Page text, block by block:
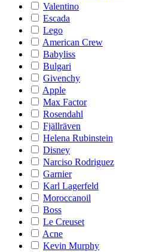
Valentino
Escada
Lego
American Crew
Babyliss
Bulgari
Givenchy
Apple
Max Factor
Rosendahl
Fjällräven
Helena Rubinstein
Disney
Narciso Rodriguez
Garnier
Karl Lagerfeld
Moroccanoil
Boss
Le Creuset
Acne
Kevin Murphy